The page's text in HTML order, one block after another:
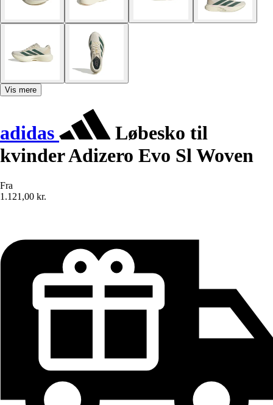
Vis mere
adidas
Løbesko til
kvinder Adizero Evo Sl Woven
Fra
1.121,00 kr.